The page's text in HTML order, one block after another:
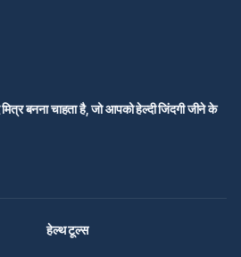
बनना चाहता है, जो आपको हेल्दी जिंदगी जीने के
हेल्थ टूल्स